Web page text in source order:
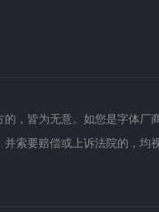
，皆为无意。如您是字体厂
索要赔偿或上诉法院的，均